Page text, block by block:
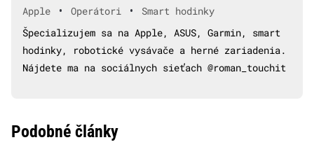
Apple • Operátori •
Smart hodinky
Špecializujem sa na Apple, ASUS, Garmin, smart
hodinky, robotické vysávače a herné zariadenia.
Nájdete ma na sociálnych sieťach @roman_touchit
Podobné články